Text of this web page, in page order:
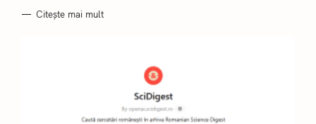
Citește mai mult